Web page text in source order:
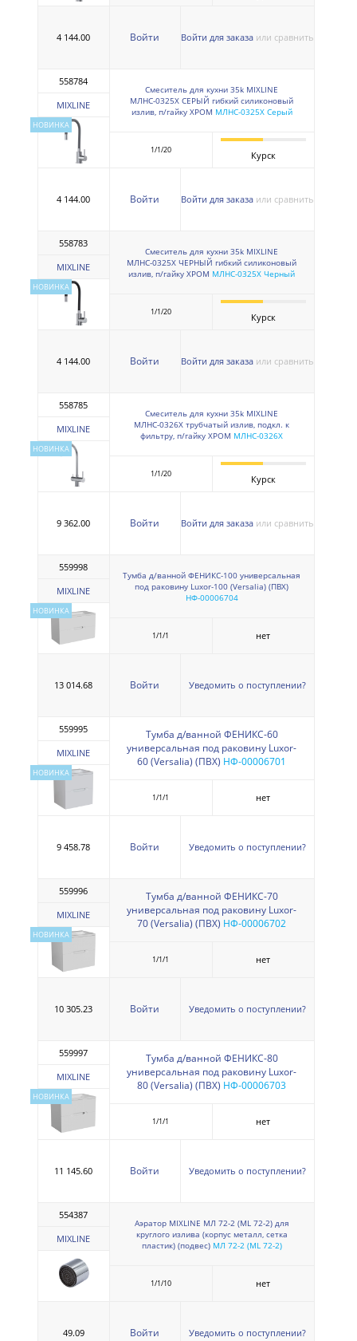
4 144.00 Войти Войти для заказа или сравнить
НОВИНКА
558784
MIXLINE
Смеситель для кухни 35k MIXLINE
МЛНС-0325Х СЕРЫЙ гибкий силиконовый
излив, п/гайку ХРОМ МЛНС-0325Х Серый
1/1/20 Курск
4 144.00 Войти Войти для заказа или сравнить
НОВИНКА
558783
MIXLINE
Смеситель для кухни 35k MIXLINE
МЛНС-0325Х ЧЕРНЫЙ гибкий силиконовый
излив, п/гайку ХРОМ МЛНС-0325Х Черный
1/1/20 Курск
4 144.00 Войти Войти для заказа или сравнить
НОВИНКА
558785
MIXLINE
Смеситель для кухни 35k MIXLINE
МЛНС-0326Х трубчатый излив, подкл. к
фильтру, п/гайку ХРОМ МЛНС-0326Х
1/1/20 Курск
9 362.00 Войти Войти для заказа или сравнить
НОВИНКА
559998
MIXLINE
Тумба д/ванной ФЕНИКС-100 универсальная
под раковину Luxor-100 (Versalia) (ПВХ)
НФ-00006704
1/1/1 нет
13 014.68 Войти Уведомить о поступлении?
НОВИНКА
559995
MIXLINE
Тумба д/ванной ФЕНИКС-60
универсальная под раковину Luxor-
60 (Versalia) (ПВХ) НФ-00006701
1/1/1 нет
9 458.78 Войти Уведомить о поступлении?
НОВИНКА
559996
MIXLINE
Тумба д/ванной ФЕНИКС-70
универсальная под раковину Luxor-
70 (Versalia) (ПВХ) НФ-00006702
1/1/1 нет
10 305.23 Войти Уведомить о поступлении?
НОВИНКА
559997
MIXLINE
Тумба д/ванной ФЕНИКС-80
универсальная под раковину Luxor-
80 (Versalia) (ПВХ) НФ-00006703
1/1/1 нет
11 145.60 Войти Уведомить о поступлении?
554387
MIXLINE
Аэратор MIXLINE МЛ 72-2 (ML 72-2) для
круглого излива (корпус металл, сетка
пластик) (подвес) МЛ 72-2 (ML 72-2)
1/1/10 нет
49.09 Войти Уведомить о поступлении?